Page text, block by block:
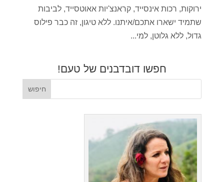
ירוקות, רכות אינסייד, קראנצ'יות אאוטסייד, לביבות
שתמיד ישארו אתכם/איתנו. ללא טיגון, זה כבר פילוס
גדול, ללא גלוטן, למי...
חפשו דובדבנים של טעם!